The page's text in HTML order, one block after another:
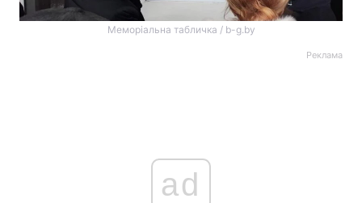
Меморіальна табличка / b-g.by
Реклама
ad